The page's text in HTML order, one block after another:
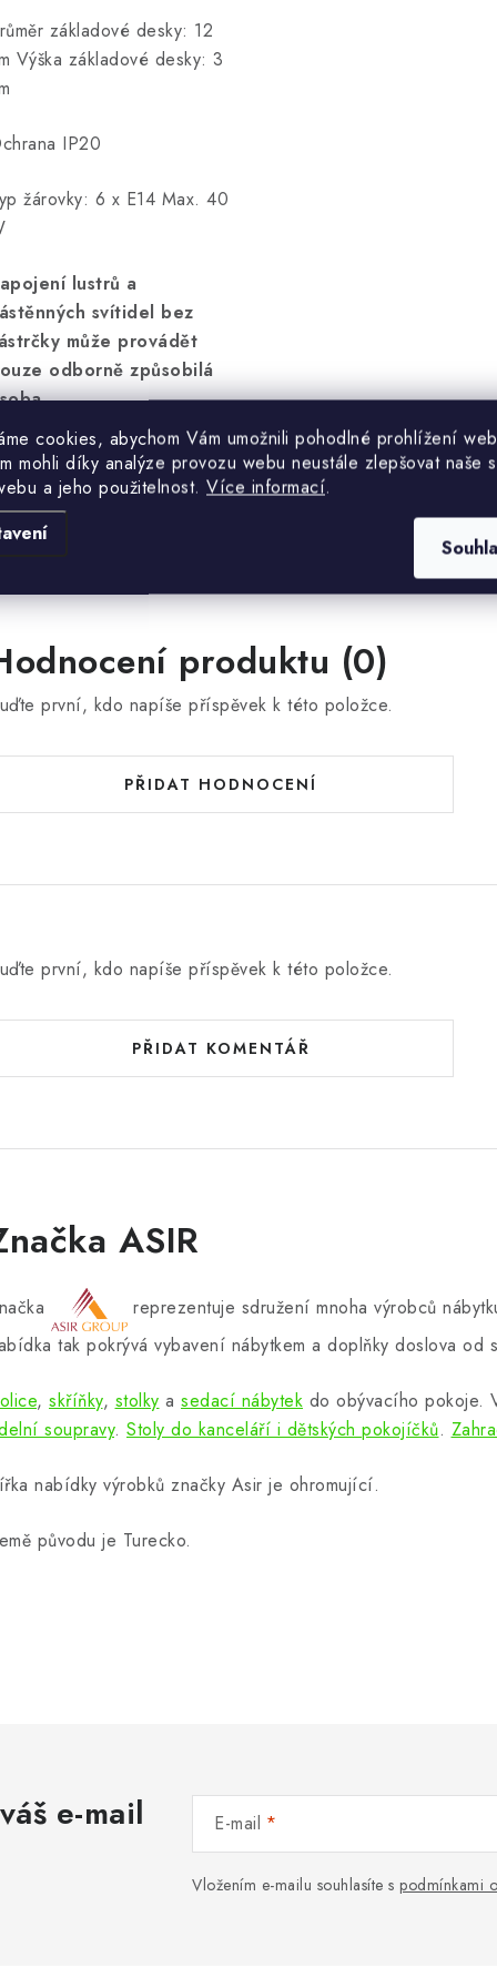
cookies, abychom Vám umožnili pohodlné prohlížení
mohli díky analýze provozu webu neustále zlepšovat naše
a jeho použitelnost. Více informací.
základové desky: 12
Výška základové desky: 3
IP20
žárovky: 6 x E14 Max. 40
lustrů a
svítidel bez
může provádět
odborně způsobilá
není součástí
produktu (0)
první, kdo napíše příspěvek k této položce.
PŘIDAT HODNOCENÍ
první, kdo napíše příspěvek k této položce.
PŘIDAT KOMENTÁŘ
ASIR
reprezentuje sdružení mnoha výrobců
tak pokrývá vybavení nábytkem a doplňky doslova od
, skříňky, stolky a sedací nábytek do obývacího pokoje.
soupravy. Stoly do kanceláří i dětských pokojíčků.
nabídky výrobků značky Asir je ohromující.
původu je Turecko.
e-mail E-mail
Vložením e-mailu souhlasíte s podmínkami